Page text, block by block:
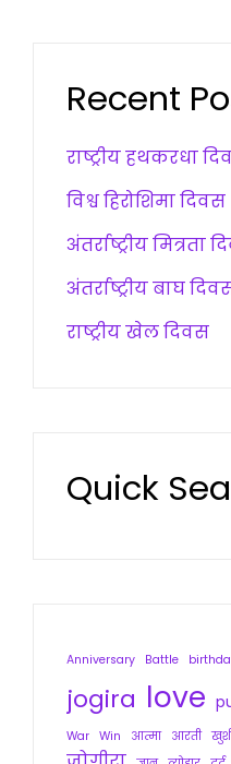
Recent
राष्ट्रीय हथकरधा
विश्व हिरोशिमा दिवस
अंतर्राष्ट्रीय मित्रता
अंतर्राष्ट्रीय बाघ
राष्ट्रीय खेल दिवस
Quick
Anniversary Battle
jogira love
War Win आत्मा आरती